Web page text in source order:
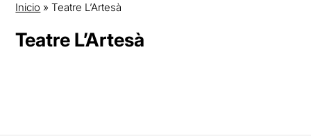
Inicio »Teatre L’Artesà
Teatre L’Artesà